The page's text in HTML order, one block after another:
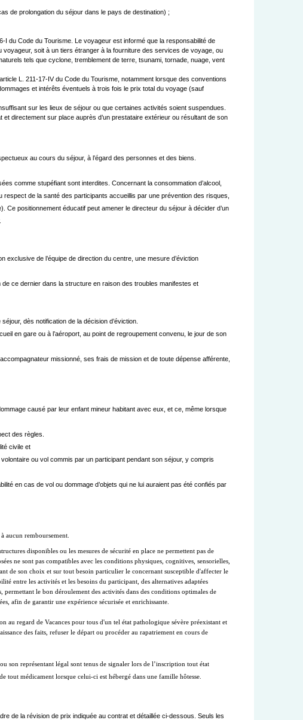
du Code du Tourisme. Le voyageur est informé que la responsabilité de
soit à un tiers étranger à la fourniture des services de voyage, ou
tels que cyclone, tremblement de terre, tsunami, tornade, nuage, vent
L. 211-17-IV du Code du Tourisme, notamment lorsque des conventions
et intérêts éventuels à trois fois le prix total du voyage (sauf
sur les lieux de séjour ou que certaines activités soient suspendues.
directement sur place auprès d’un prestataire extérieur ou résultant de son
au cours du séjour, à l’égard des personnes et des biens.
comme stupéfiant sont interdites. Concernant la consommation d’alcool,
respect de la santé des participants accueillis par une prévention des risques,
positionnement éducatif peut amener le directeur du séjour à décider d’un
de l’équipe de direction du centre, une mesure d’éviction
de ce dernier dans la structure en raison des troubles manifestes et
dès notification de la décision d’éviction.
en gare ou à l’aéroport, au point de regroupement convenu, le jour de son
missionné, ses frais de mission et de toute dépense afférente,
causé par leur enfant mineur habitant avec eux, et ce, même lorsque
des règles.
civile et
ou vol commis par un participant pendant son séjour, y compris
en cas de vol ou dommage d’objets qui ne lui auraient pas été confiés par
disponibles ou les mesures de sécurité en place ne permettent pas de
ne sont pas compatibles avec les conditions physiques, cognitives, sensorielles,
de son choix et sur tout besoin particulier le concernant susceptible d'affecter le
entre les activités et les besoins du participant, des alternatives adaptées
le bon déroulement des activités dans des conditions optimales de
afin de garantir une expérience sécurisée et enrichissante.
au regard de Vacances pour tous d'un tel état pathologique sévère préexistant et
des faits, refuser le départ ou procéder au rapatriement en cours de
son représentant légal sont tenus de signaler lors de l’inscription tout état
tout médicament lorsque celui-ci est hébergé dans une famille hôtesse.
de la révision de prix indiquée au contrat et détaillée ci-dessous. Seuls les